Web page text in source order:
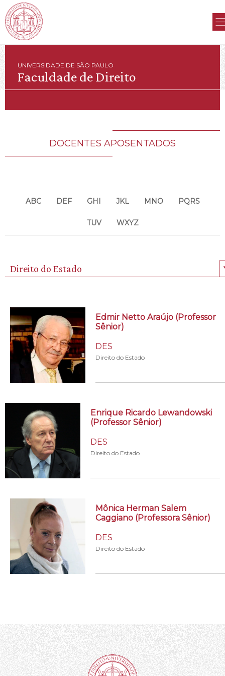
UNIVERSIDADE DE SÃO PAULO
Faculdade de Direito
DOCENTES APOSENTADOS
ABC DEF GHI JKL MNO PQRS
TUV WXYZ
Direito do Estado
Edmir Netto Araújo (Professor
Sênior)
DES
Direito do Estado
Enrique Ricardo Lewandowski
(Professor Sênior)
DES
Direito do Estado
Mônica Herman Salem
Caggiano (Professora Sênior)
DES
Direito do Estado